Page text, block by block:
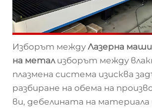
Изборът между Лазерна
на метал изборът между
плазмена система изисква
разбиране на обема на
ви, дебелината на материала